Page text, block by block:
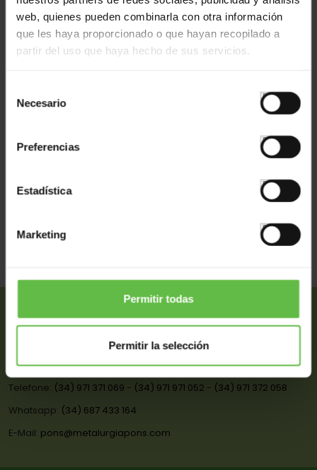
web, quienes pueden combinarla con otra información
que les haya proporcionado o que hayan recopilado a
partir del uso que haya hecho de sus servicios.
Necesario
Preferencias
Estadística
Marketing
Permitir todas
Permitir la selección
Ref: 4552806
NIF B-07550619
Avda. Indústria, 45 - Polígono La Trotxa - Apto. Correos 3 - 07730
Alaior (Menorca) - Islas Baleares - España
Telefone: (34) 971 371 069 - (34) 971 971 052 - (34) 971 372 058
Whatsapp: (34) 687 433 164
E-Mail: pons@metalurgiapons.com